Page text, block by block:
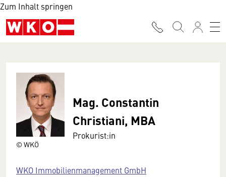
Zum Inhalt springen
© WKÖ
Mag. Constantin
Christiani, MBA
Prokurist:in
WKO Immobilienmanagement GmbH